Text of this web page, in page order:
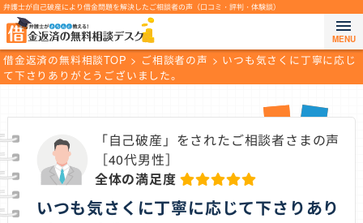
弁護士が自己破産により借金問題を解決したご相談者の声（口コミ・評判・体験談）
メ
ニ
を
開
借金返済の無料相談TOP > ご相談者の声 > いつも気さくに丁寧に応じ
て下さりありがとうございました。
いつも気さくに丁寧に応じて下さりあり
全体の満足度
「自己破産」をされたご相談者さまの声
［40代男性］